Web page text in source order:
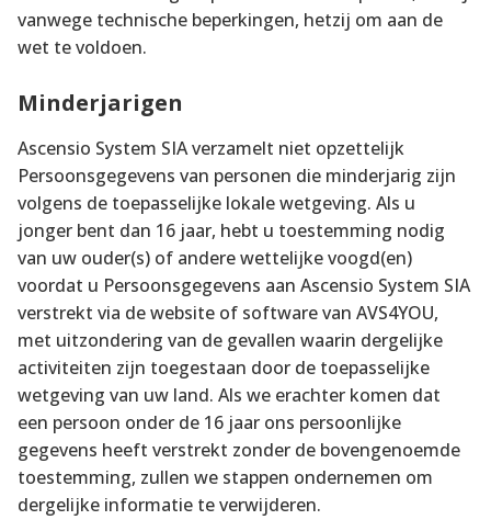
vanwege technische beperkingen, hetzij om aan de
wet te voldoen.
Minderjarigen
Ascensio System SIA verzamelt niet opzettelijk
Persoonsgegevens van personen die minderjarig zijn
volgens de toepasselijke lokale wetgeving. Als u
jonger bent dan 16 jaar, hebt u toestemming nodig
van uw ouder(s) of andere wettelijke voogd(en)
voordat u Persoonsgegevens aan Ascensio System SIA
verstrekt via de website of software van AVS4YOU,
met uitzondering van de gevallen waarin dergelijke
activiteiten zijn toegestaan door de toepasselijke
wetgeving van uw land. Als we erachter komen dat
een persoon onder de 16 jaar ons persoonlijke
gegevens heeft verstrekt zonder de bovengenoemde
toestemming, zullen we stappen ondernemen om
dergelijke informatie te verwijderen.